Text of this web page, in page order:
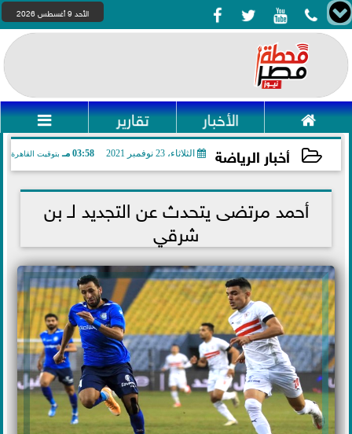
    الأحد 9 أغسطس 2026
 الأخبار تقارير 
أخبار الرياضة الثلاثاء، 23 نوفمبر 2021 03:58 مـ بتوقيت القاهرة
2021-11-23 15:58:33أحمد مرتضى يتحدث عن التجديد لـ بن
شرقي